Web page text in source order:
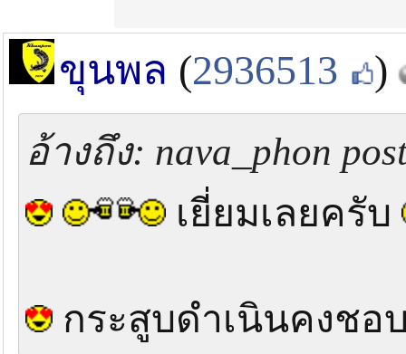
ขุนพล (2936513 )
อ้างถึง: nava_phon
เยี่ยมเลยครับ
กระสูบดำเนินคงช